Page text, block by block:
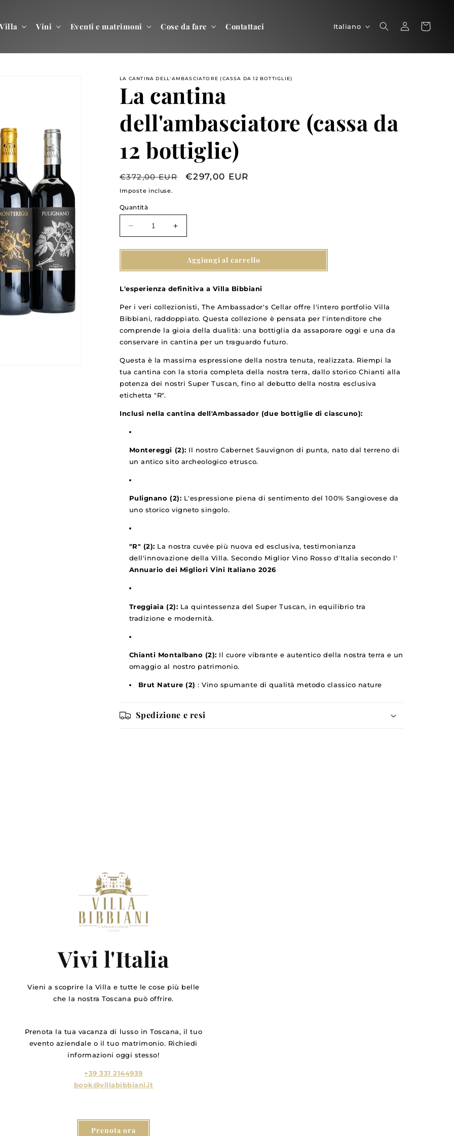
Vini Eventi e matrimoni Cose da fare Contattaci Italiano Accedi Carrello
Carrello
LA CANTINA DELL'AMBASCIATORE (CASSA DA 12 BOTTIGLIE)
La cantina
dell'ambasciatore (cassa da
12 bottiglie)
Prezzo
di
€372,00 EUR
Prezzo
€297,00 EUR
Imposte incluse.
Quantità
Diminuisci
quantità
per
cantina
(cassa
12
bottiglie)
Aumenta
quantità
per
cantina
(cassa
12
bottiglie)
Aggiungi al carrello
L'esperienza definitiva a Villa Bibbiani
Per i veri collezionisti, The Ambassador's Cellar offre l'intero portfolio Villa
Bibbiani, raddoppiato. Questa collezione è pensata per l'intenditore che
comprende la gioia della dualità: una bottiglia da assaporare oggi e una da
conservare in cantina per un traguardo futuro.
Questa è la massima espressione della nostra tenuta, realizzata. Riempi la
tua cantina con la storia completa della nostra terra, dallo storico Chianti alla
potenza dei nostri Super Tuscan, fino al debutto della nostra esclusiva
etichetta "R".
Inclusi nella cantina dell'Ambassador (due bottiglie di ciascuno):
Montereggi (2): Il nostro Cabernet Sauvignon di punta, nato dal terreno di
un antico sito archeologico etrusco.
Pulignano (2): L'espressione piena di sentimento del 100% Sangiovese da
uno storico vigneto singolo.
"R" (2): La nostra cuvée più nuova ed esclusiva, testimonianza
dell'innovazione della Villa. Secondo Miglior Vino Rosso d'Italia secondo l'
Annuario dei Migliori Vini Italiano 2026
Treggiaia (2): La quintessenza del Super Tuscan, in equilibrio tra
tradizione e modernità.
Chianti Montalbano (2): Il cuore vibrante e autentico della nostra terra e un
omaggio al nostro patrimonio.
Brut Nature (2) : Vino spumante di qualità metodo classico nature
Spedizione e resi
Vivi l'Italia
Vieni a scoprire la Villa e tutte le cose più belle
che la nostra Toscana può offrire.
Prenota la tua vacanza di lusso in Toscana, il tuo
evento aziendale o il tuo matrimonio. Richiedi
informazioni oggi stesso!
+39 331 2144939
book@villabibbiani.it
Prenota ora